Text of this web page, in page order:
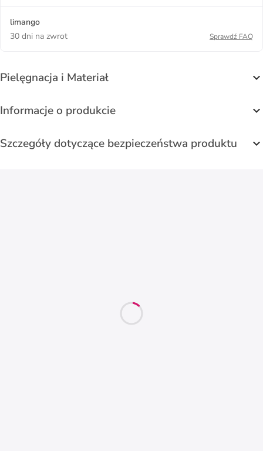
limango
30 dni na zwrot
Sprawdź FAQ
Pielęgnacja i Materiał
Informacje o produkcie
Szczegóły dotyczące bezpieczeństwa produktu